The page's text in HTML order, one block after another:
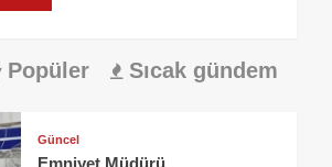
Popüler Sıcak gündem
Güncel
Emniyet Müdürü